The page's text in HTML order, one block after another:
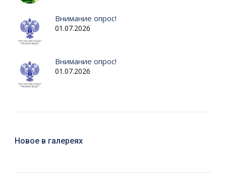
Внимание опрос!
01.07.2026
Внимание опрос!
01.07.2026
Новое в галереях